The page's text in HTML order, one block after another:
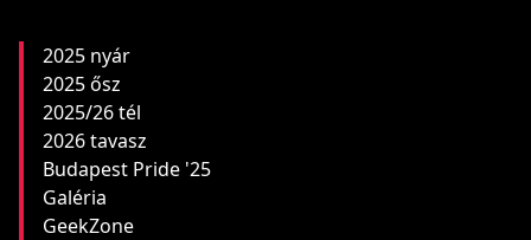
2025 nyár
2025 ősz
2025/26 tél
2026 tavasz
Budapest Pride '25
Galéria
GeekZone